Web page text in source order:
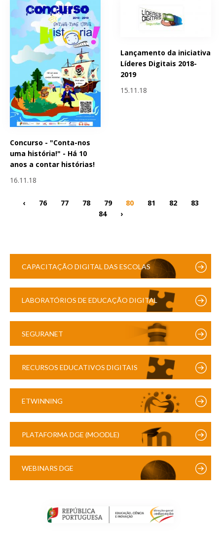
Concurso - "Conta-nos
uma história!" - Há 10
anos a contar histórias!
16.11.18
Lançamento da iniciativa
Líderes Digitais 2018-
2019
15.11.18
‹ 76 77 78 79 80 81 82
83
84
›
CAPACITAÇÃO DIGITAL DAS ESCOLAS
LABORATÓRIOS DE EDUCAÇÃO DIGITAL
SEGURANET
RECURSOS EDUCATIVOS DIGITAIS
ETWINNING
PLATAFORMA DGE (MOODLE)
WEBINARS DGE